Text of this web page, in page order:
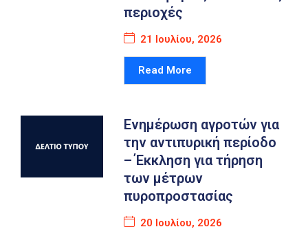
περιοχές
21 Ιουλίου, 2026
Read More
Ενημέρωση αγροτών για
την αντιπυρική περίοδο
– Έκκληση για τήρηση
των μέτρων
πυροπροστασίας
20 Ιουλίου, 2026